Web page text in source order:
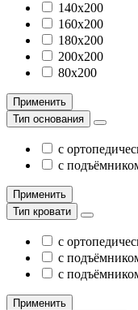
140х200
160х200
180х200
200х200
80х200
Применить
Тип основания
с
с
Применить
Тип кровати
с
с
с
Применить